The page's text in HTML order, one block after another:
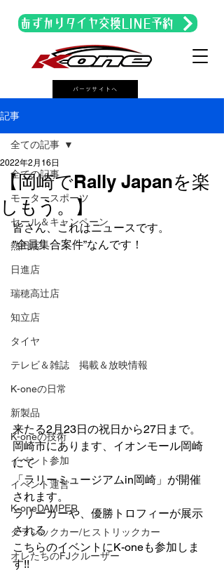
パーツサイトへ
あずかりタイヤ交換LINE予約
記事
全ての記事
モータースポーツ
セール＆キャンペーン
熱田店
日進店
瑞穂高辻店
知立店
タイヤ
テレビ＆雑誌 掲載＆放映情報
K-oneの日常
新製品
K-oneの技術
イベント参加
イベント運営
K-oneDAMPER
クラシックカー/ヒストリックカー
オレたちのFJクルーザー
全ての記事
【岡崎でRally Japanを楽
しもう。】
2022年2月16日
皆さん、これはニュースです。
”全員集合案件”なんです！
来たる2月23日の祝日から27日まで。
岡崎市にあります、イオンモール岡崎
にて
「ラリーミュージアムin岡崎」が開催
されます。
ラリーカーや、優勝トロフィーが展示
される
こちらのイベントにK-oneも参加しま
す!!